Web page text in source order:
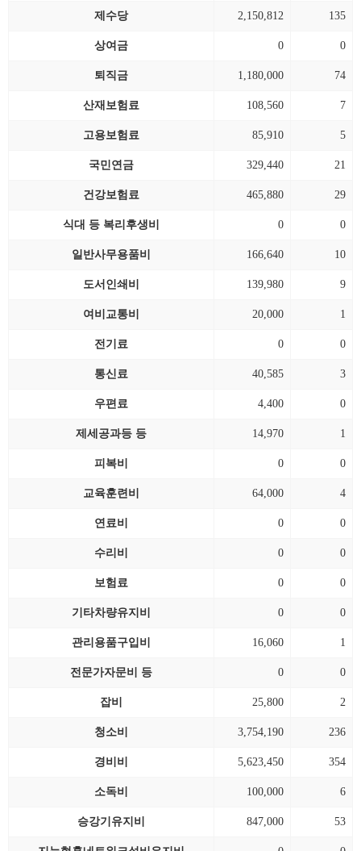
제수당 2,150,812 135
상여금 0 0
퇴직금 1,180,000 74
산재보험료 108,560 7
고용보험료 85,910 5
국민연금 329,440 21
건강보험료 465,880 29
식대 등 복리후생비 0 0
일반사무용품비 166,640 10
도서인쇄비 139,980 9
여비교통비 20,000 1
전기료 0 0
통신료 40,585 3
우편료 4,400 0
제세공과등 등 14,970 1
피복비 0 0
교육훈련비 64,000 4
연료비 0 0
수리비 0 0
보험료 0 0
기타차량유지비 0 0
관리용품구입비 16,060 1
전문가자문비 등 0 0
잡비 25,800 2
청소비 3,754,190 236
경비비 5,623,450 354
소독비 100,000 6
승강기유지비 847,000 53